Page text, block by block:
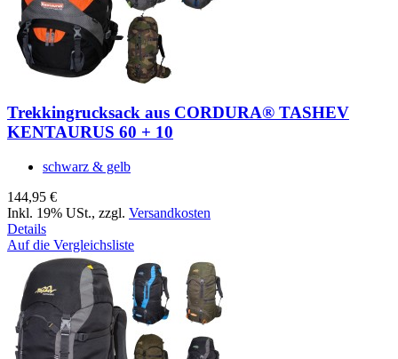
Trekkingrucksack aus CORDURA® TASHEV
KENTAURUS 60 + 10
schwarz & gelb
144,95 €
Inkl. 19% USt., zzgl. Versandkosten
Details
Auf die Vergleichsliste